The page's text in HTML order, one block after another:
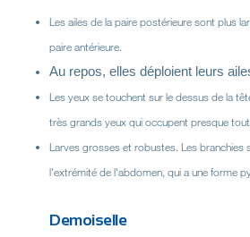
Les ailes de la paire postérieure sont plus
paire antérieure.
Au repos, elles déploient leurs
Les yeux se touchent sur le dessus de la
très grands yeux qui occupent presque
Larves grosses et robustes. Les branchies
l'extrémité de l'abdomen, qui a une forme
Demoiselle